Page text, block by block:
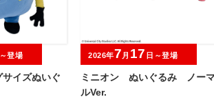
イズぬいぐ
登場
ミニオン ぬいぐるみ ノー
ルVer.
2026年7 月 17 日～登場